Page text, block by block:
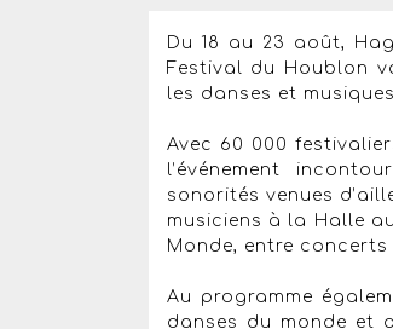
Du 18 au 23 août,
Festival du Houblon
les danses et
Avec 60 000
l’événement
sonorités venues
musiciens à la Halle
Monde, entre
Au programme
danses du monde et